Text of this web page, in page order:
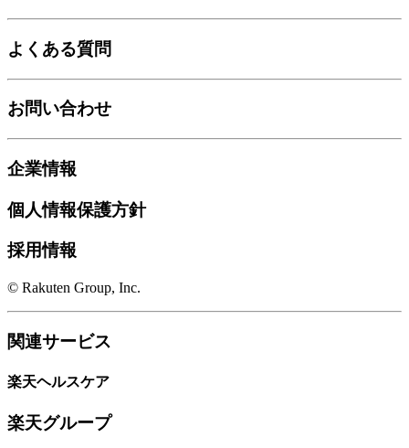
よくある質問
お問い合わせ
企業情報
個人情報保護方針
採用情報
© Rakuten Group, Inc.
関連サービス
楽天ヘルスケア
楽天グループ